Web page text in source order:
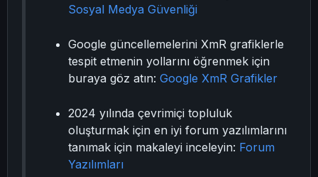
Sosyal Medya Güvenliği
Google güncellemelerini XmR grafiklerle
tespit etmenin yollarını öğrenmek için
buraya göz atın: Google XmR Grafikler
2024 yılında çevrimiçi topluluk
oluşturmak için en iyi forum yazılımlarını
tanımak için makaleyi inceleyin: Forum
Yazılımları